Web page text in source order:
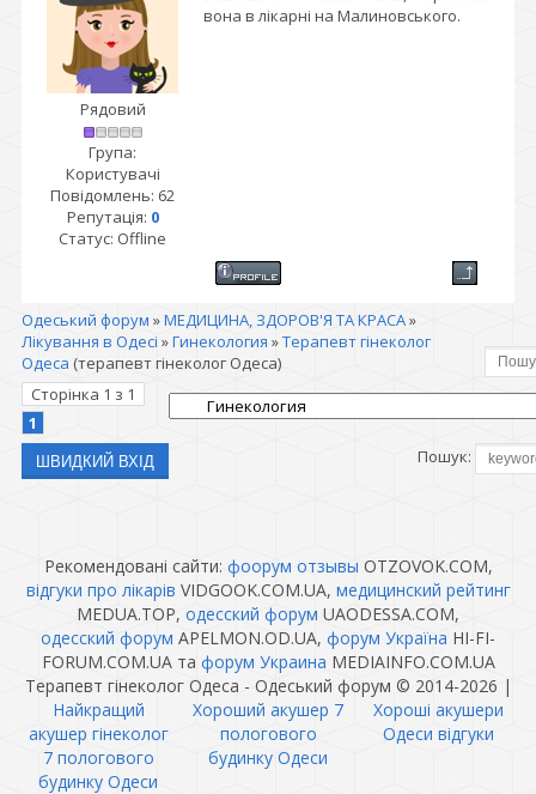
Рядовий
Група:
Користувачі
Повідомлень: 62
Репутація: 0
Статус: Offline
вона в лікарні на Малиновського.
Одеський форум »МЕДИЦИНА, ЗДОРОВ'Я ТА КРАСА»
Лікування в Одесі »Гинекология »Терапевт гінеколог
Одеса (терапевт гінеколог Одеса)
Сторінка 1 з 1
1
Пошук:
Рекомендовані сайти: фоорум отзывы OTZOVOK.COM,
відгуки про лікарів VIDGOOK.COM.UA, медицинский рейтинг
MEDUA.TOP, одесский форум UAODESSA.COM,
одесский форум APELMON.OD.UA, форум Україна HI-FI-
FORUM.COM.UA та форум Украина MEDIAINFO.COM.UA
Терапевт гінеколог Одеса - Одеський форум © 2014-2026 |
Найкращий
акушер гінеколог
7 пологового
будинку Одеси
Хороший акушер 7
пологового
будинку Одеси
Хороші акушери
Одеси відгуки